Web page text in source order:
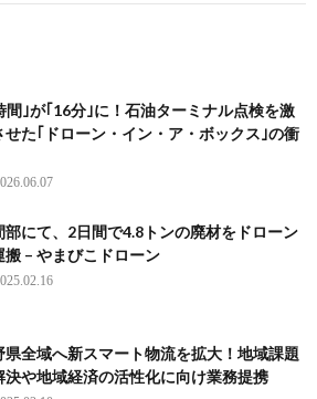
間｣が｢16分｣に！石油ターミナル点検を激
せた｢ドローン・イン・ア・ボックス｣の衝
部にて、2日間で4.8トンの廃材をドローン
搬 – やまびこドローン
県全域へ新スマート物流を拡大！地域課題
決や地域経済の活性化に向け業務提携